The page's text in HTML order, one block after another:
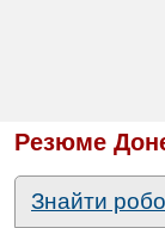
Резюме
Знайти